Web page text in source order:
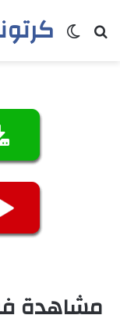
بحث عنالوضع